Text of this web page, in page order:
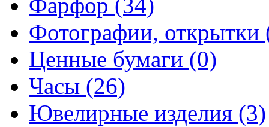
Фарфор (34)
Фотографии, открытки
Ценные бумаги (0)
Часы (26)
Ювелирные изделия (3)